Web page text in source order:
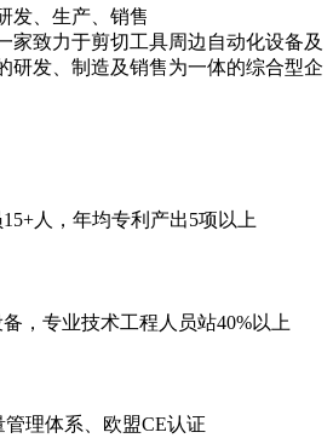
发、生产、销售
家致力于剪切工具周边自动化设备及
研发、制造及销售为一体的综合型企
人，年均专利产出5项以上
，专业技术工程人员站40%以上
管理体系、欧盟CE认证